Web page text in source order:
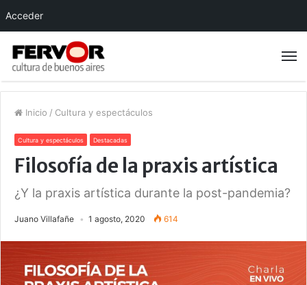
Inicio / Cultura y espectáculos
Cultura y espectáculos Destacadas
Filosofía de la praxis artística
¿Y la praxis artística durante la post-pandemia?
Juano Villafañe 1 agosto, 2020 614
Acceder